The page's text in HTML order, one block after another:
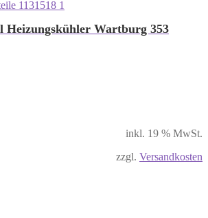
Heizungskühler Wartburg 353
inkl. 19 % MwSt.
zzgl. Versandkosten